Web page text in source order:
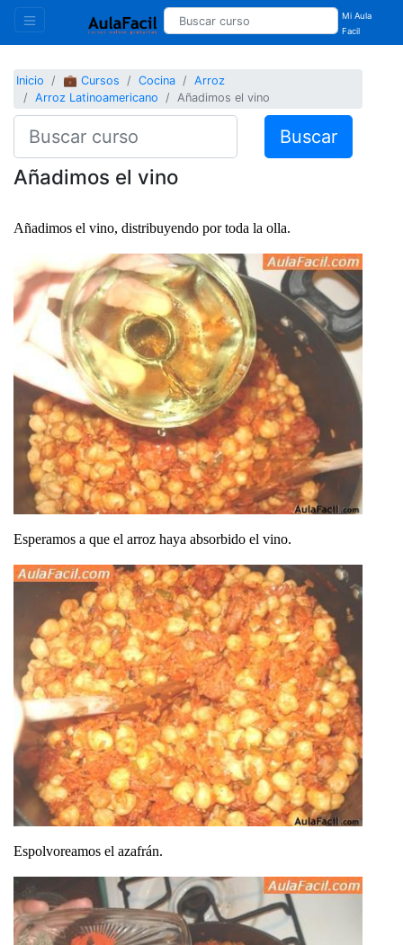
Mi Aula
Facil
Inicio 💼 Cursos Cocina
Arroz
Arroz Latinoamericano
Añadimos el vino
Buscar
Añadimos el vino
Añadimos el vino, distribuyendo por toda la olla.
Esperamos a que el arroz haya absorbido el vino.
Espolvoreamos el azafrán.